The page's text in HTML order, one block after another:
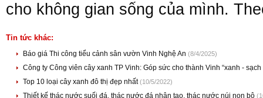
cho không gian sống của mình.
Tin tức khác:
Báo giá Thi công tiểu cảnh sân vườn Vinh Nghệ An (8/4/2025)
Công ty Công viên cây xanh TP Vinh: Góp sức cho thành Vinh “xanh -
Top 10 loại cây xanh đô thị đẹp nhất(10/5/2022)
Thiết kế thác nước suối đá, thác nước đá nhân tạo, thác nước núi non bộ